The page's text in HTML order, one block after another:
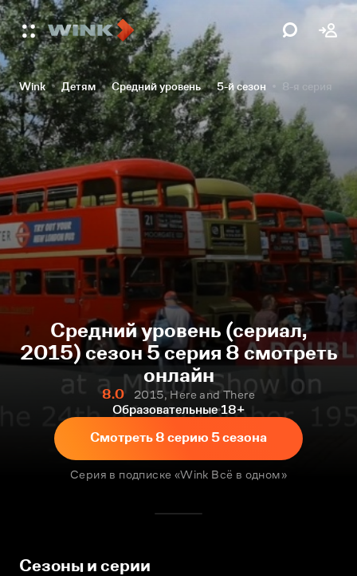
Wink Детям Средний уровень 5-й сезон 8-я серия
Средний уровень (сериал,
2015) сезон 5 серия 8 смотреть
онлайн
8.0
2015, Here and There
Образовательные 18+
Смотреть 8 серию 5 сезона
Серия в подписке «Wink Всё в одном»
Сезоны и серии